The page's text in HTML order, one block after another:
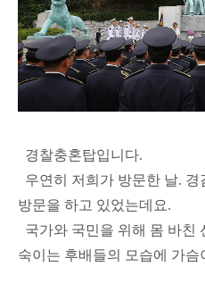
경찰충혼탑입니다.
우연히 저희가 방문한 날.
방문을 하고 있었는데요.
국가와 국민을 위해 몸 바친
숙이는 후배들의 모습에 가슴